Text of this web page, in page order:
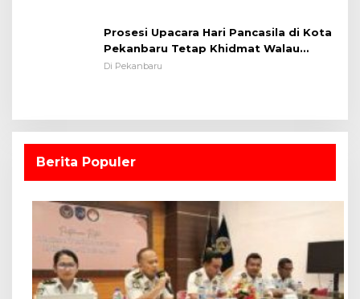
Prosesi Upacara Hari Pancasila di Kota
Pekanbaru Tetap Khidmat Walau
Dalam Ruangan
Di Pekanbaru
Berita Populer